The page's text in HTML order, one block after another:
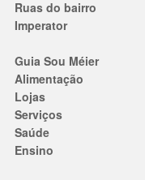
Ruas do bairro
Imperator
Guia Sou Méier
Alimentação
Lojas
Serviços
Saúde
Ensino